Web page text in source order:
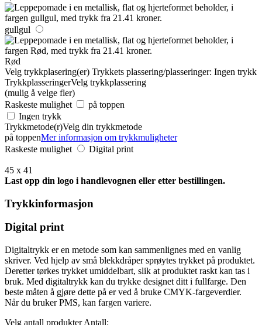
gullgul
Rød
Velg trykkplasering(er) Trykkets plassering/plasseringer: Ingen trykk
TrykkplasseringerVelg trykkplassering
(mulig å velge fler)
Raskeste mulighet
på toppen
Ingen trykk
Trykkmetode(r)Velg din trykkmetode
på toppenMer informasjon om trykkmuligheter
Raskeste mulighet
Digital print
45 x 41
Last opp din logo i handlevognen eller etter bestillingen.
Trykkinformasjon
Digital print
Digitaltrykk er en metode som kan sammenlignes med en vanlig
skriver. Ved hjelp av små blekkdråper sprøytes trykket på produktet.
Deretter tørkes trykket umiddelbart, slik at produktet raskt kan tas i
bruk. Med digitaltrykk kan du trykke designet ditt i fullfarge. Den
beste måten å gjøre dette på er ved å bruke CMYK-fargeverdier.
Når du bruker PMS, kan fargen variere.
Velg antall produkter Antall: